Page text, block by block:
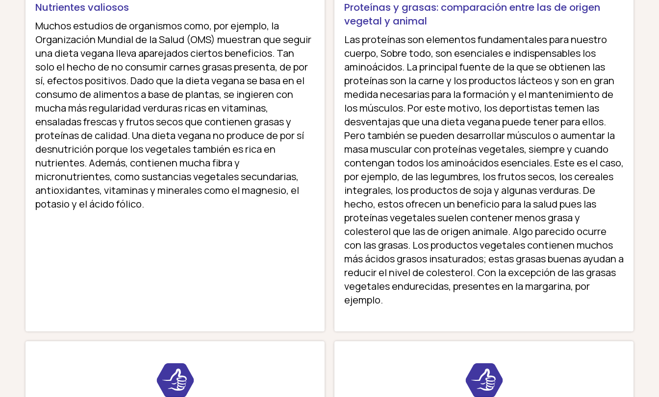
Nutrientes valiosos
Muchos estudios de organismos como, por ejemplo, la
Organización Mundial de la Salud (OMS) muestran que seguir
una dieta vegana lleva aparejados ciertos beneficios. Tan
solo el hecho de no consumir carnes grasas presenta, de por
sí, efectos positivos. Dado que la dieta vegana se basa en el
consumo de alimentos a base de plantas, se ingieren con
mucha más regularidad verduras ricas en vitaminas,
ensaladas frescas y frutos secos que contienen grasas y
proteínas de calidad. Una dieta vegana no produce de por sí
desnutrición porque los vegetales también es rica en
nutrientes. Además, contienen mucha fibra y
micronutrientes, como sustancias vegetales secundarias,
antioxidantes, vitaminas y minerales como el magnesio, el
potasio y el ácido fólico.
Proteínas y grasas: comparación entre las de origen
vegetal y animal
Las proteínas son elementos fundamentales para nuestro
cuerpo, Sobre todo, son esenciales e indispensables los
aminoácidos. La principal fuente de la que se obtienen las
proteínas son la carne y los productos lácteos y son en gran
medida necesarias para la formación y el mantenimiento de
los músculos. Por este motivo, los deportistas temen las
desventajas que una dieta vegana puede tener para ellos.
Pero también se pueden desarrollar músculos o aumentar la
masa muscular con proteínas vegetales, siempre y cuando
contengan todos los aminoácidos esenciales. Este es el caso,
por ejemplo, de las legumbres, los frutos secos, los cereales
integrales, los productos de soja y algunas verduras. De
hecho, estos ofrecen un beneficio para la salud pues las
proteínas vegetales suelen contener menos grasa y
colesterol que las de origen animale. Algo parecido ocurre
con las grasas. Los productos vegetales contienen muchos
más ácidos grasos insaturados; estas grasas buenas ayudan a
reducir el nivel de colesterol. Con la excepción de las grasas
vegetales endurecidas, presentes en la margarina, por
ejemplo.